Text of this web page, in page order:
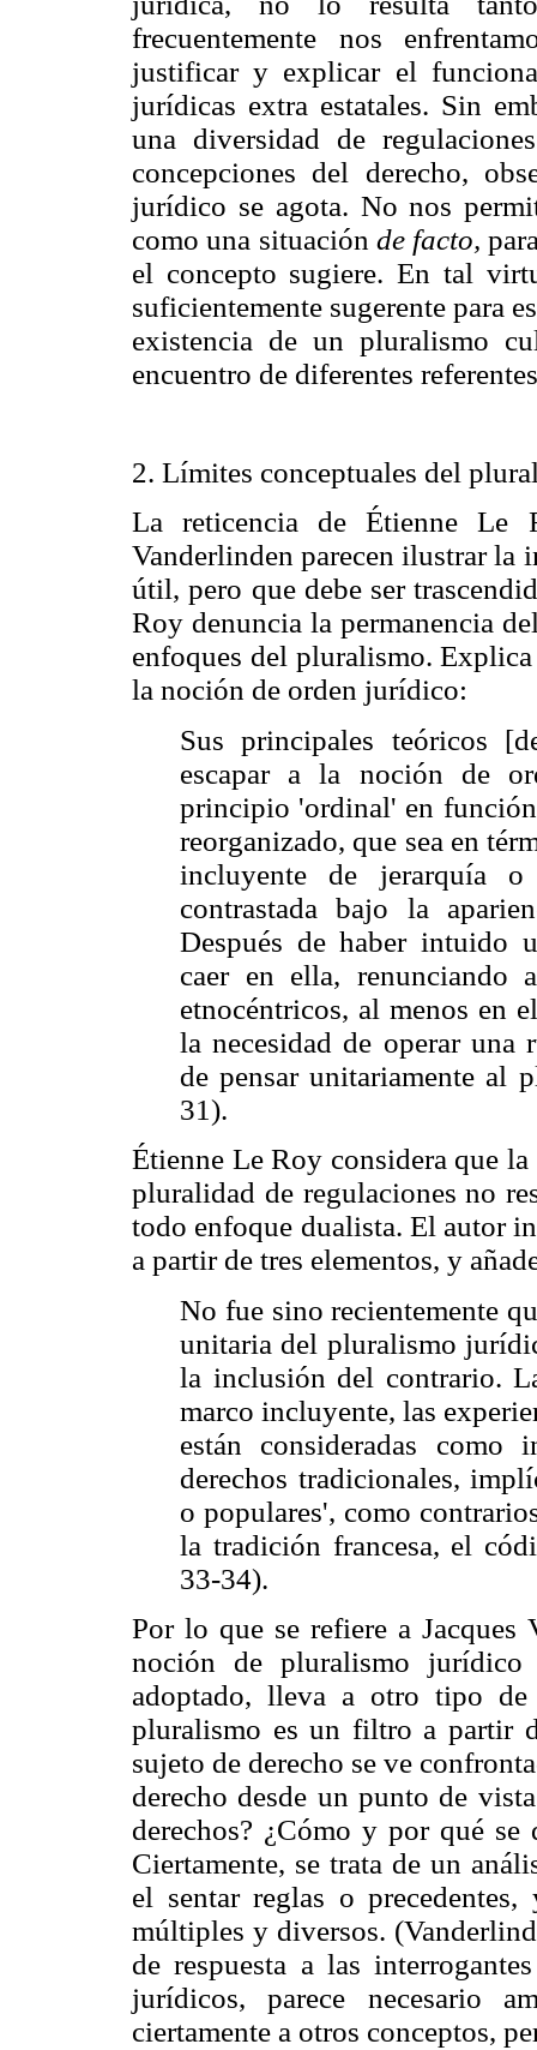
frecuentemente nos
justificar y explicar el
jurídicas extra estatales. Sin
una diversidad de
concepciones del derecho,
jurídico se agota. No nos
como una situación de facto,
el concepto sugiere. En tal
suficientemente sugerente para
existencia de un pluralismo
encuentro de diferentes
2. Límites conceptuales del
La reticencia de Étienne Le
Vanderlinden parecen ilustrar la
útil, pero que debe ser
Roy denuncia la permanencia
enfoques del pluralismo.
la noción de orden jurídico:
Sus principales teóricos
escapar a la noción de
principio 'ordinal' en
reorganizado, que sea en
incluyente de jerarquía
contrastada bajo la
Después de haber intuido
caer en ella, renunciando
etnocéntricos, al menos en
la necesidad de operar una
de pensar unitariamente al
31).
Étienne Le Roy considera que
pluralidad de regulaciones no
todo enfoque dualista. El autor
a partir de tres elementos, y
No fue sino recientemente
unitaria del pluralismo
la inclusión del contrario.
marco incluyente, las
están consideradas como
derechos tradicionales,
o populares', como
la tradición francesa, el
33-34).
Por lo que se refiere a Jacques
noción de pluralismo
adoptado, lleva a otro tipo de
pluralismo es un filtro a partir
sujeto de derecho se ve
derecho desde un punto de
derechos? ¿Cómo y por qué
Ciertamente, se trata de un
el sentar reglas o
múltiples y diversos.
de respuesta a las
jurídicos, parece necesario
ciertamente a otros conceptos,